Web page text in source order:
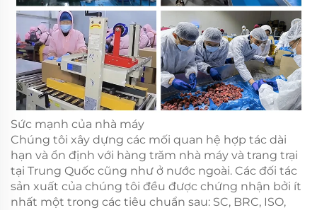
Sức mạnh của nhà máy
Chúng tôi xây dựng các mối quan hệ hợp tác dài
hạn và ổn định với hàng trăm nhà máy và trang trại
tại Trung Quốc cũng như ở nước ngoài. Các đối tác
sản xuất của chúng tôi đều được chứng nhận bởi ít
nhất một trong các tiêu chuẩn sau: SC, BRC, ISO,